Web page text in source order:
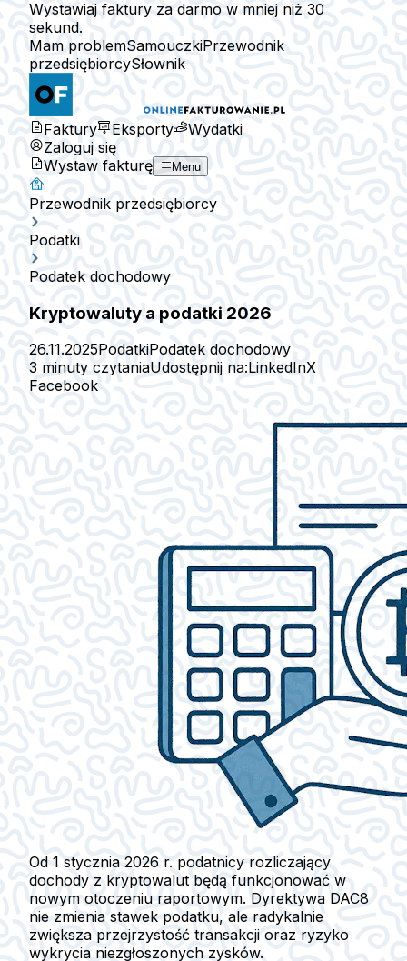
Wystawiaj faktury za darmo w mniej niż 30
sekund.
Mam problemSamouczkiPrzewodnik
przedsiębiorcySłownik
Faktury Eksporty
Wydatki
Zaloguj się
Wystaw fakturę
Menu
Przewodnik przedsiębiorcy
Podatki
Podatek dochodowy
Kryptowaluty a podatki 2026
26.11.2025PodatkiPodatek dochodowy
3 minuty czytaniaUdostępnij na:LinkedInX
Facebook
Od 1 stycznia 2026 r. podatnicy rozliczający
dochody z kryptowalut będą funkcjonować w
nowym otoczeniu raportowym. Dyrektywa DAC8
nie zmienia stawek podatku, ale radykalnie
zwiększa przejrzystość transakcji oraz ryzyko
wykrycia niezgłoszonych zysków.